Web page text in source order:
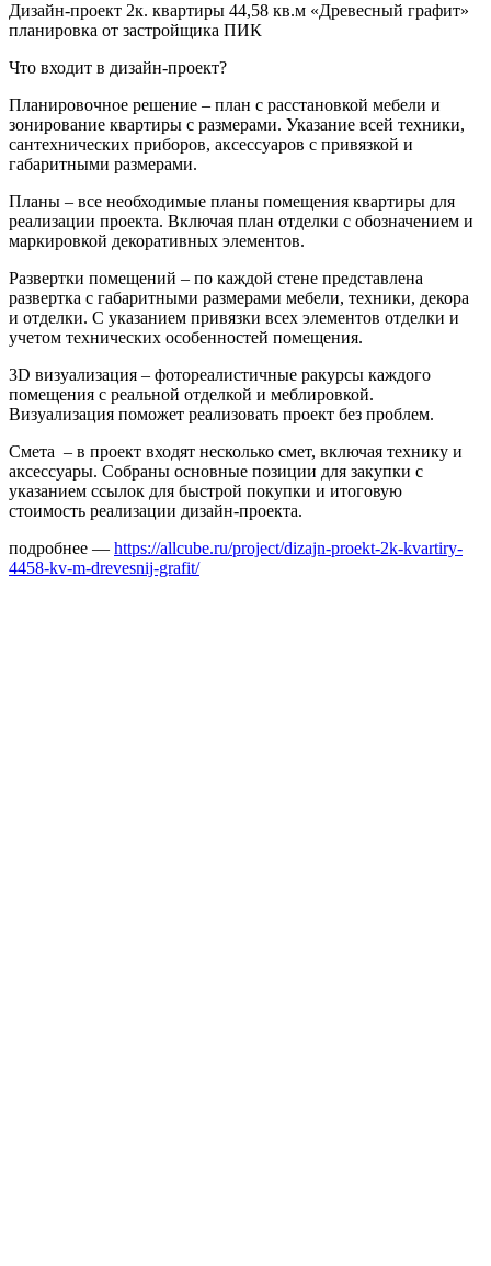
Дизайн-проект 2к. квартиры 44,58 кв.м «Древесный графит»
планировка от застройщика ПИК
Что входит в дизайн-проект?
Планировочное решение – план с расстановкой мебели и
зонирование квартиры с размерами. Указание всей техники,
сантехнических приборов, аксессуаров с привязкой и
габаритными размерами.
Планы – все необходимые планы помещения квартиры для
реализации проекта. Включая план отделки с обозначением и
маркировкой декоративных элементов.
Развертки помещений – по каждой стене представлена
развертка с габаритными размерами мебели, техники, декора
и отделки. С указанием привязки всех элементов отделки и
учетом технических особенностей помещения.
3D визуализация – фотореалистичные ракурсы каждого
помещения с реальной отделкой и меблировкой.
Визуализация поможет реализовать проект без проблем.
Смета – в проект входят несколько смет, включая технику и
аксессуары. Собраны основные позиции для закупки с
указанием ссылок для быстрой покупки и итоговую
стоимость реализации дизайн-проекта.
подробнее — https://allcube.ru/project/dizajn-proekt-2k-kvartiry-
4458-kv-m-drevesnij-grafit/